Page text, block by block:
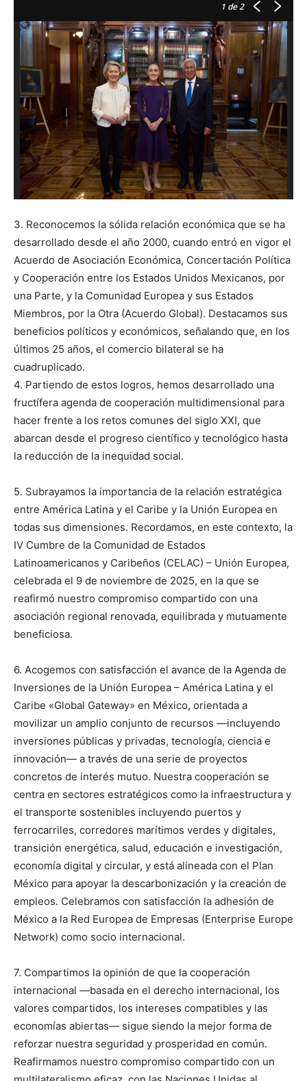
1 de 2
3. Reconocemos la sólida relación económica que se ha
desarrollado desde el año 2000, cuando entró en vigor el
Acuerdo de Asociación Económica, Concertación Política
y Cooperación entre los Estados Unidos Mexicanos, por
una Parte, y la Comunidad Europea y sus Estados
Miembros, por la Otra (Acuerdo Global). Destacamos sus
beneficios políticos y económicos, señalando que, en los
últimos 25 años, el comercio bilateral se ha
cuadruplicado.
4. Partiendo de estos logros, hemos desarrollado una
fructífera agenda de cooperación multidimensional para
hacer frente a los retos comunes del siglo XXI, que
abarcan desde el progreso científico y tecnológico hasta
la reducción de la inequidad social.
5. Subrayamos la importancia de la relación estratégica
entre América Latina y el Caribe y la Unión Europea en
todas sus dimensiones. Recordamos, en este contexto, la
IV Cumbre de la Comunidad de Estados
Latinoamericanos y Caribeños (CELAC) – Unión Europea,
celebrada el 9 de noviembre de 2025, en la que se
reafirmó nuestro compromiso compartido con una
asociación regional renovada, equilibrada y mutuamente
beneficiosa.
6. Acogemos con satisfacción el avance de la Agenda de
Inversiones de la Unión Europea – América Latina y el
Caribe «Global Gateway» en México, orientada a
movilizar un amplio conjunto de recursos —incluyendo
inversiones públicas y privadas, tecnología, ciencia e
innovación— a través de una serie de proyectos
concretos de interés mutuo. Nuestra cooperación se
centra en sectores estratégicos como la infraestructura y
el transporte sostenibles incluyendo puertos y
ferrocarriles, corredores marítimos verdes y digitales,
transición energética, salud, educación e investigación,
economía digital y circular, y está alineada con el Plan
México para apoyar la descarbonización y la creación de
empleos. Celebramos con satisfacción la adhesión de
México a la Red Europea de Empresas (Enterprise Europe
Network) como socio internacional.
7. Compartimos la opinión de que la cooperación
internacional —basada en el derecho internacional, los
valores compartidos, los intereses compatibles y las
economías abiertas— sigue siendo la mejor forma de
reforzar nuestra seguridad y prosperidad en común.
Reafirmamos nuestro compromiso compartido con un